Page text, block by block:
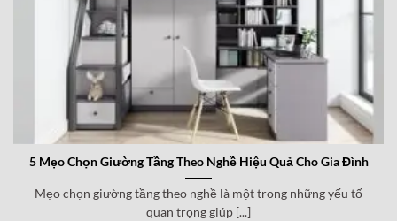
5 Mẹo Chọn Giường Tầng Theo Nghề Hiệu Quả Cho Gia Đình
Mẹo chọn giường tầng theo nghề là một trong những yếu tố
quan trọng giúp [...]